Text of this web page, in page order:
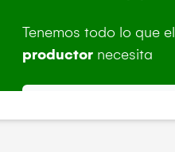
Tenemos todo lo que el
productor necesita